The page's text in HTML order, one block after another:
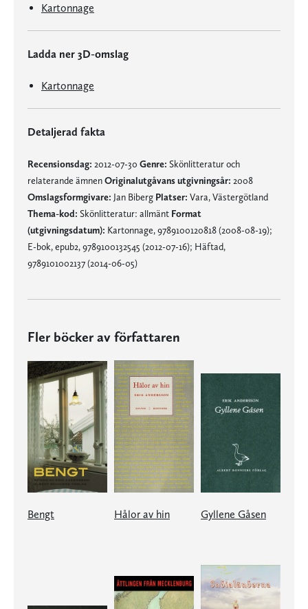
Kartonnage
Ladda ner 3D-omslag
Kartonnage
Detaljerad fakta
Recensionsdag: 2012-07-30 Genre: Skönlitteratur och
relaterande ämnenOriginalutgåvans utgivningsår: 2008
Omslagsformgivare: Jan Biberg Platser: Vara, Västergötland
Thema-kod: Skönlitteratur: allmänt Format
(utgivningsdatum): Kartonnage, 9789100120818 (2008-08-19);
E-bok, epub2, 9789100132545 (2012-07-16); Häftad,
9789101002137 (2014-06-05)
Fler böcker av författaren
Bengt Hålor av hin Gyllene Gåsen